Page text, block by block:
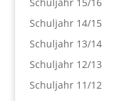
Schuljahr 14/15
Schuljahr 13/14
Schuljahr 12/13
Schuljahr 11/12